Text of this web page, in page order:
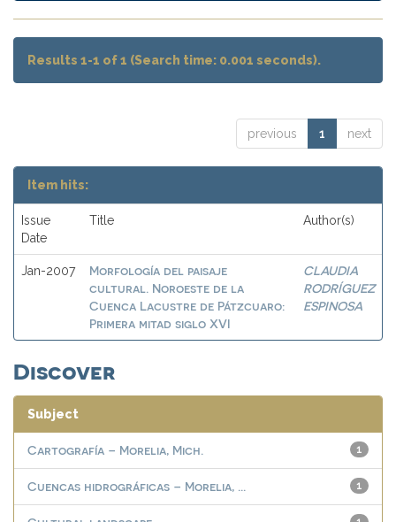
Results 1-1 of 1 (Search time: 0.001 seconds).
previous 1 next
Item hits:
Issue
Date
Title Author(s)
Jan-2007
Morfología del paisaje
cultural. Noroeste de la
Cuenca Lacustre de Pátzcuaro:
Primera mitad siglo XVI
CLAUDIA
RODRÍGUEZ
ESPINOSA
Discover
Subject
1
Cartografía – Morelia, Mich.
1
Cuencas hidrográficas – Morelia, ...